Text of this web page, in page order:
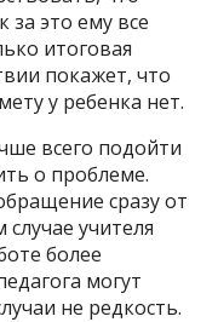
за это ему все
итоговая
покажет, что
у ребенка нет.
всего подойти
о проблеме.
сразу от
учителя
более
могут
не редкость.